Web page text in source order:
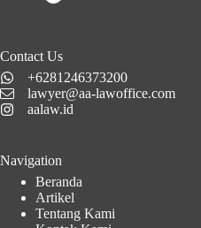
Contact Us
+6281246373200
lawyer@aa-lawoffice.com
aalaw.id
Navigation
Beranda
Artikel
Tentang Kami